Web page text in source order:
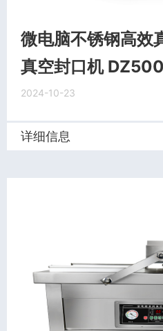
微电脑不锈钢高效
真空封口机
2024-10-23
详细信息